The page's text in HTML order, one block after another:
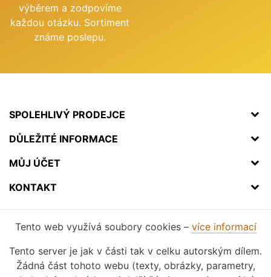
výběrem a zodpovíme
každou otázku. Sortiment
známe poslepu.
SPOLEHLIVÝ PRODEJCE
DŮLEŽITÉ INFORMACE
MŮJ ÚČET
KONTAKT
Tento web využívá soubory cookies – více informací
Tento server je jak v části tak v celku autorským dílem.
Žádná část tohoto webu (texty, obrázky, parametry,